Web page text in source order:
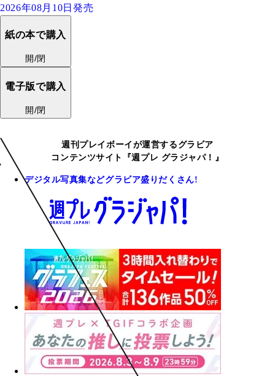
2026年08月10日発売
紙の本で購入
開/閉
電子版で購入
開/閉
週刊プレイボーイが運営するグラビア
コンテンツサイト『週プレ グラジャパ！』
デジタル写真集などグラビア盛りだくさん!